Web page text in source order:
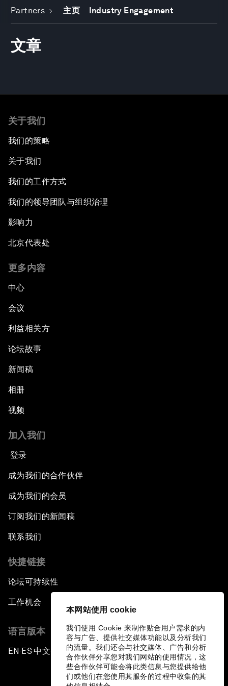
本网站使用 cookie
我们使用 Cookie 来制作贴合用户需求的内
容与广告、提供社交媒体功能以及分析我们
的流量。我们还会与社交媒体、广告和分析
合作伙伴分享您对我们网站的使用情况，这
些合作伙伴可能会将此类信息与您提供给他
们或他们在您使用其服务的过程中收集的其
Partners 主页 Industry Engagement
文章
关于我们
我们的策略
关于我们
我们的工作方式
我们的领导团队与组织治理
影响力
北京代表处
更多内容
中心
会议
利益相关方
论坛故事
新闻稿
相册
视频
加入我们
登录
成为我们的合作伙伴
成为我们的会员
订阅我们的新闻稿
联系我们
快捷链接
论坛可持续性
工作机会
语言版本
EN ▪ES▪中文▪ 日本語